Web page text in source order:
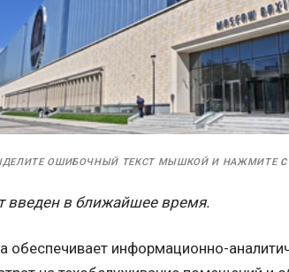
ОШИБОЧНЫЙ ТЕКСТ МЫШКОЙ И НАЖМИТЕ
введен в ближайшее время.
обеспечивает информационно-